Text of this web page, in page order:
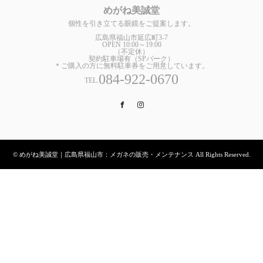
めがね美誠堂
個性を引き立てる眼鏡をご提案します。
広島県福山市延広町3-7
OPEN 10:00～19:00
（不定休）
契約駐車場有（SPパーク）
＊ご購入の方に無料駐車券をご用意しています。
TEL.084-922-0670
Facebook
© めがね美誠堂｜広島県福山市：メガネの販売・メンテナンス All Rights Reserved.